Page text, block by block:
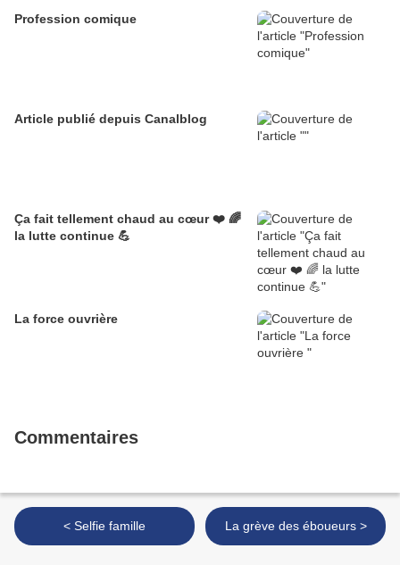
Profession comique
Article publié depuis Canalblog
Ça fait tellement chaud au cœur ❤️ 🌈
la lutte continue 💪
La force ouvrière
Commentaires
< Selfie famille La grève des éboueurs >